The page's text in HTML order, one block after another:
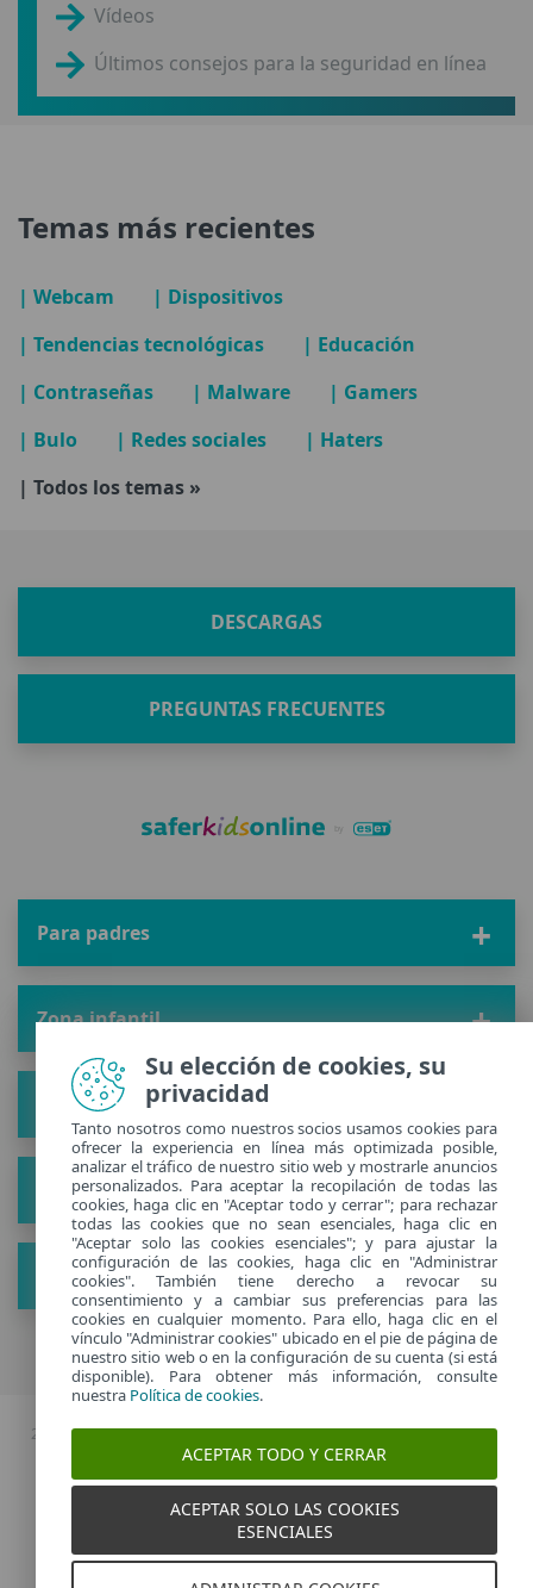
Vídeos
Últimos consejos para la seguridad en línea
Temas más recientes
| Webcam
| Dispositivos
| Tendencias tecnológicas
| Educación
| Contraseñas
| Malware
| Gamers
| Bulo
| Redes sociales
| Haters
| Todos los temas »
DESCARGAS
PREGUNTAS FRECUENTES
Para padres
Zona infantil
Solución
Acerca de
Ver nuevos consejos
2026 Copyright © ESET, Todos los derechos reservados. |Política de
privacidad|
Administrar cookies
Spain
Su elección de cookies, su
privacidad
Tanto nosotros como nuestros socios usamos cookies para
ofrecer la experiencia en línea más optimizada posible,
analizar el tráfico de nuestro sitio web y mostrarle anuncios
personalizados. Para aceptar la recopilación de todas las
cookies, haga clic en "Aceptar todo y cerrar"; para rechazar
todas las cookies que no sean esenciales, haga clic en
"Aceptar solo las cookies esenciales"; y para ajustar la
configuración de las cookies, haga clic en "Administrar
cookies". También tiene derecho a revocar su
consentimiento y a cambiar sus preferencias para las
cookies en cualquier momento. Para ello, haga clic en el
vínculo "Administrar cookies" ubicado en el pie de página de
nuestro sitio web o en la configuración de su cuenta (si está
disponible). Para obtener más información, consulte
nuestra Política de cookies.
ACEPTAR TODO Y CERRAR
ACEPTAR SOLO LAS COOKIES
ESENCIALES